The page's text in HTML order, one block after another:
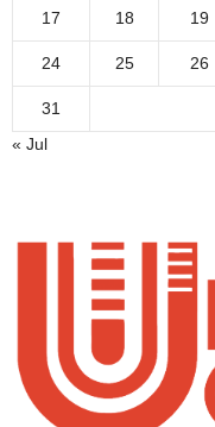
17 18 19
24 25 26
31
« Jul